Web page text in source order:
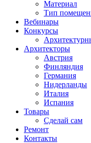
Материал
Тип
Вебинары
Конкурсы
Архитекторы
Австрия
Финляндия
Германия
Нидерланды
Италия
Испания
Товары
Сделай сам
Ремонт
Контакты